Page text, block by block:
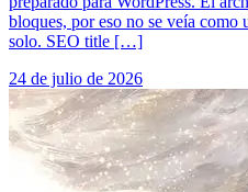
bloques, por eso no se veía como
solo. SEO title […]
24 de julio de 2026